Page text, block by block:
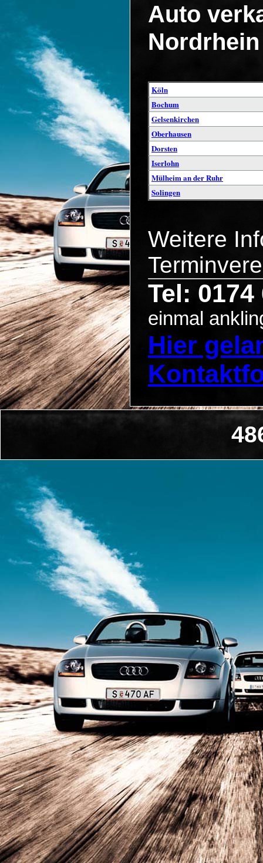
Auto
Köln
Bochum
Gelsenkirchen
Oberhausen
Dorsten
Iserlohn
Mülheim an der Ruhr
Solingen
Weitere
Tel: 0174
einmal
Hier